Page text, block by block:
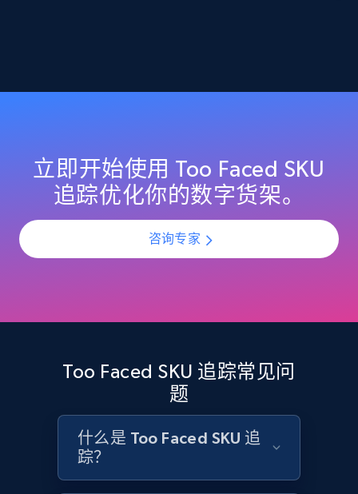
2.1K+ 355+ 立即开始
Home Depot US - Discover products by
Sku, Product id, Product name, Manufacturer,
2.1K+ 355+ 立即开始
Home Depot US - Discovery products by
specific category URL
立即开始使用 Too Faced SKU
追踪优化你的数字货架。
咨询专家
Too Faced SKU 追踪常见问
题
什么是 Too Faced SKU 追
踪？